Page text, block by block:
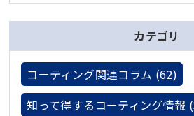
カテゴリ
コーティング関連コラム (62)
知って得するコーティング情報